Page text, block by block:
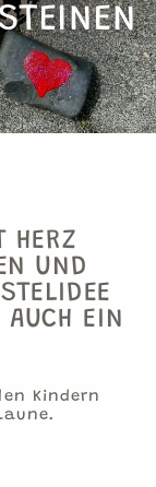
HERZ
UND
AUCH EIN
Kindern